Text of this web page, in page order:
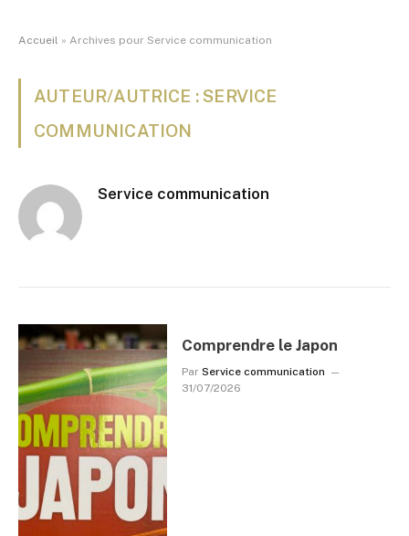
Accueil » Archives pour Service communication
AUTEUR/AUTRICE : SERVICE
COMMUNICATION
Service communication
Comprendre le Japon
Par Service communication
31/07/2026